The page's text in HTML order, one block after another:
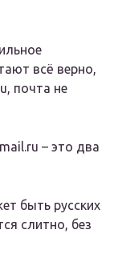
всё верно,
почта не
– это два
быть русских
слитно, без